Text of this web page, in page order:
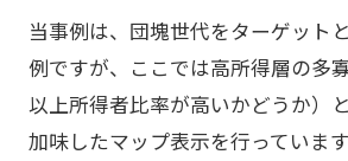
当事例は、団塊世代をターゲット
例ですが、ここでは高所得層の多
以上所得者比率が高いかどうか）
加味したマップ表示を行っています